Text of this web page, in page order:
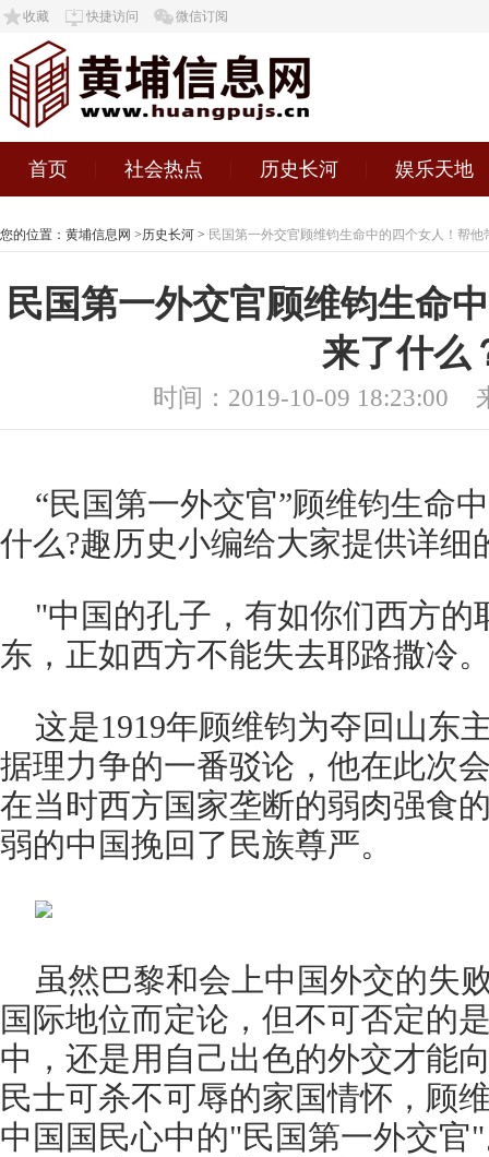
收藏 快捷访问 微信订阅
首页 社会热点 历史长河 娱乐天地
您的位置： 黄埔信息网 >历史长河 > 民国第一外交官顾维钧生命中的四个女人！帮他
民国第一外交官顾维钧生命
来了什么
时间：2019-10-09 18:23:00
“民国第一外交官”顾维钧生命
什么?趣历史小编给大家提供详细
"中国的孔子，有如你们西方的
东，正如西方不能失去耶路撒冷
这是1919年顾维钧为夺回山东
据理力争的一番驳论，他在此次
在当时西方国家垄断的弱肉强食
弱的中国挽回了民族尊严。
虽然巴黎和会上中国外交的失
国际地位而定论，但不可否定的
中，还是用自己出色的外交才能
民士可杀不可辱的家国情怀，顾
中国国民心中的"民国第一外交官